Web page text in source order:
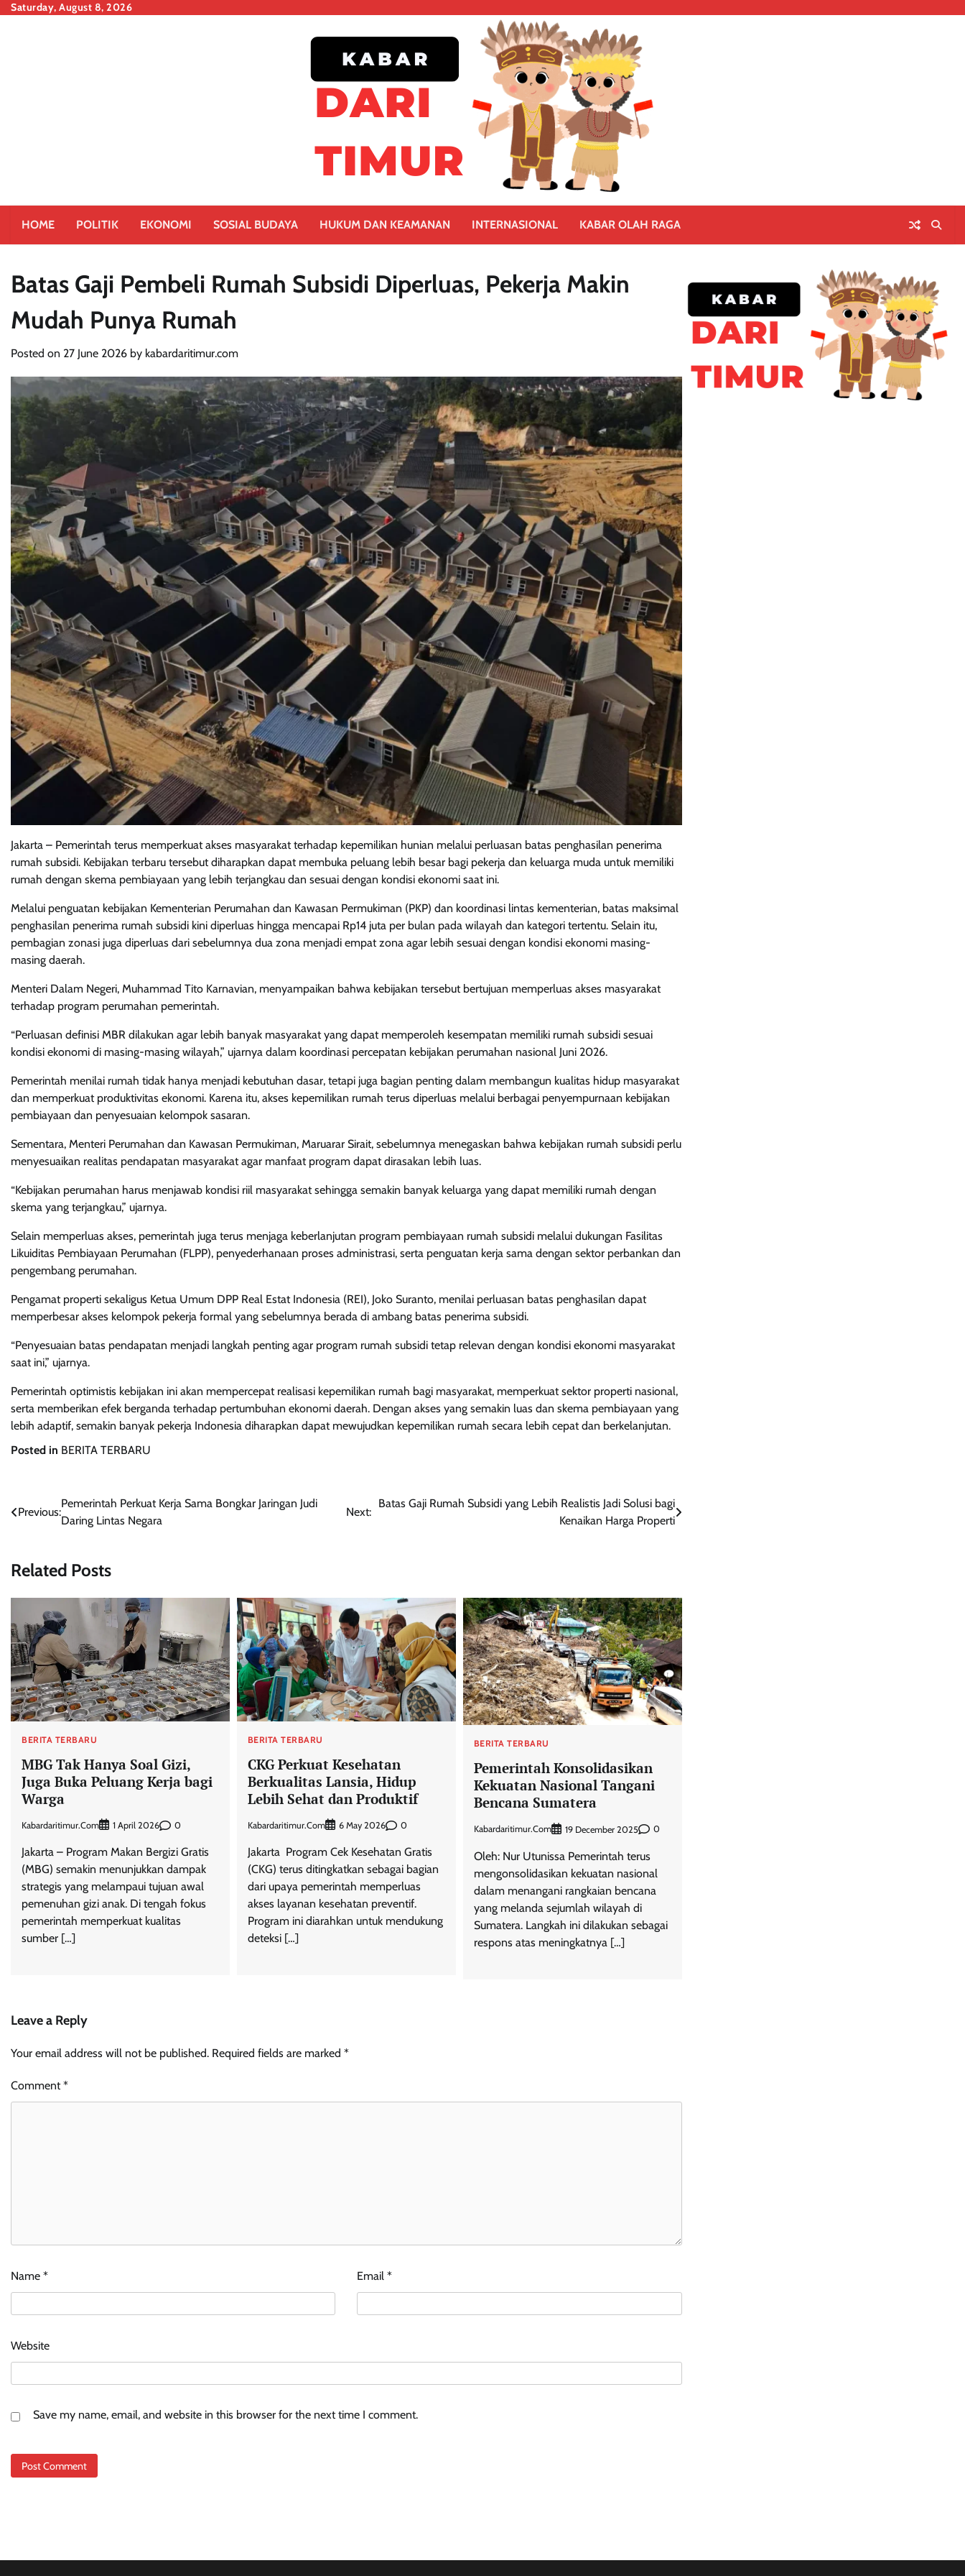
SkipSaturday, August 8, 2026
HOME POLITIK EKONOMI SOSIAL BUDAYA HUKUM DAN KEAMANAN INTERNASIONAL KABAR OLAH RAGA
Batas Gaji Pembeli Rumah Subsidi Diperluas, Pekerja Makin
Mudah Punya Rumah
Posted on 27 June 2026 by kabardaritimur.com
Jakarta – Pemerintah terus memperkuat akses masyarakat terhadap kepemilikan hunian melalui perluasan batas penghasilan penerima
rumah subsidi. Kebijakan terbaru tersebut diharapkan dapat membuka peluang lebih besar bagi pekerja dan keluarga muda untuk memiliki
rumah dengan skema pembiayaan yang lebih terjangkau dan sesuai dengan kondisi ekonomi saat ini.
Melalui penguatan kebijakan Kementerian Perumahan dan Kawasan Permukiman (PKP) dan koordinasi lintas kementerian, batas maksimal
penghasilan penerima rumah subsidi kini diperluas hingga mencapai Rp14 juta per bulan pada wilayah dan kategori tertentu. Selain itu,
pembagian zonasi juga diperluas dari sebelumnya dua zona menjadi empat zona agar lebih sesuai dengan kondisi ekonomi masing-
masing daerah.
Menteri Dalam Negeri, Muhammad Tito Karnavian, menyampaikan bahwa kebijakan tersebut bertujuan memperluas akses masyarakat
terhadap program perumahan pemerintah.
“Perluasan definisi MBR dilakukan agar lebih banyak masyarakat yang dapat memperoleh kesempatan memiliki rumah subsidi sesuai
kondisi ekonomi di masing-masing wilayah,” ujarnya dalam koordinasi percepatan kebijakan perumahan nasional Juni 2026.
Pemerintah menilai rumah tidak hanya menjadi kebutuhan dasar, tetapi juga bagian penting dalam membangun kualitas hidup masyarakat
dan memperkuat produktivitas ekonomi. Karena itu, akses kepemilikan rumah terus diperluas melalui berbagai penyempurnaan kebijakan
pembiayaan dan penyesuaian kelompok sasaran.
Sementara, Menteri Perumahan dan Kawasan Permukiman, Maruarar Sirait, sebelumnya menegaskan bahwa kebijakan rumah subsidi perlu
menyesuaikan realitas pendapatan masyarakat agar manfaat program dapat dirasakan lebih luas.
“Kebijakan perumahan harus menjawab kondisi riil masyarakat sehingga semakin banyak keluarga yang dapat memiliki rumah dengan
skema yang terjangkau,” ujarnya.
Selain memperluas akses, pemerintah juga terus menjaga keberlanjutan program pembiayaan rumah subsidi melalui dukungan Fasilitas
Likuiditas Pembiayaan Perumahan (FLPP), penyederhanaan proses administrasi, serta penguatan kerja sama dengan sektor perbankan dan
pengembang perumahan.
Pengamat properti sekaligus Ketua Umum DPP Real Estat Indonesia (REI), Joko Suranto, menilai perluasan batas penghasilan dapat
memperbesar akses kelompok pekerja formal yang sebelumnya berada di ambang batas penerima subsidi.
“Penyesuaian batas pendapatan menjadi langkah penting agar program rumah subsidi tetap relevan dengan kondisi ekonomi masyarakat
saat ini,” ujarnya.
Pemerintah optimistis kebijakan ini akan mempercepat realisasi kepemilikan rumah bagi masyarakat, memperkuat sektor properti nasional,
serta memberikan efek berganda terhadap pertumbuhan ekonomi daerah. Dengan akses yang semakin luas dan skema pembiayaan yang
lebih adaptif, semakin banyak pekerja Indonesia diharapkan dapat mewujudkan kepemilikan rumah secara lebih cepat dan berkelanjutan.
Posted in BERITA TERBARU
Post
navigation
Previous:
Pemerintah Perkuat Kerja Sama Bongkar Jaringan Judi
Daring Lintas Negara
Next:
Batas Gaji Rumah Subsidi yang Lebih Realistis Jadi Solusi bagi
Kenaikan Harga Properti
Related Posts
BERITA TERBARU
MBG Tak Hanya Soal Gizi,
Juga Buka Peluang Kerja bagi
Warga
Kabardaritimur.com 1 April 2026 0
Jakarta – Program Makan Bergizi Gratis
(MBG) semakin menunjukkan dampak
strategis yang melampaui tujuan awal
pemenuhan gizi anak. Di tengah fokus
pemerintah memperkuat kualitas
sumber […]
BERITA TERBARU
CKG Perkuat Kesehatan
Berkualitas Lansia, Hidup
Lebih Sehat dan Produktif
Kabardaritimur.com 6 May 2026 0
Jakarta  Program Cek Kesehatan Gratis
(CKG) terus ditingkatkan sebagai bagian
dari upaya pemerintah memperluas
akses layanan kesehatan preventif.
Program ini diarahkan untuk mendukung
deteksi […]
BERITA TERBARU
Pemerintah Konsolidasikan
Kekuatan Nasional Tangani
Bencana Sumatera
Kabardaritimur.com 19 December 2025 0
Oleh: Nur Utunissa Pemerintah terus
mengonsolidasikan kekuatan nasional
dalam menangani rangkaian bencana
yang melanda sejumlah wilayah di
Sumatera. Langkah ini dilakukan sebagai
respons atas meningkatnya […]
Leave a Reply
Your email address will not be published. Required fields are marked *
Comment*
Name * Email*
Website
Save my name, email, and website in this browser for the next time I comment.